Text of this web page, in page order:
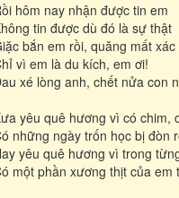
hôm nay nhận được tin em
tin được dù đó là sự thật
bắn em rồi, quăng mất xác
vì em là du kích, em ơi!
xé lòng anh, chết nửa con
yêu quê hương vì có chim,
những ngày trốn học bị đòn
yêu quê hương vì trong
một phần xương thịt của em